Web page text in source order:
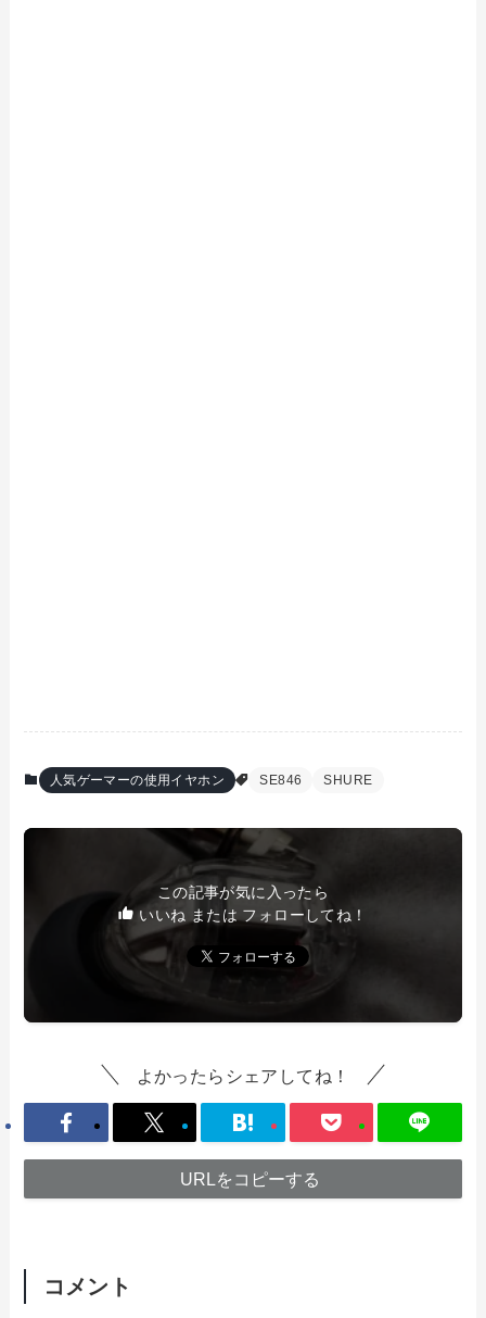
人気ゲーマーの使用イヤホン SE846 SHURE
この記事が気に入ったら
いいね または フォローしてね！
よかったらシェアしてね！
URLをコピーする
コメント